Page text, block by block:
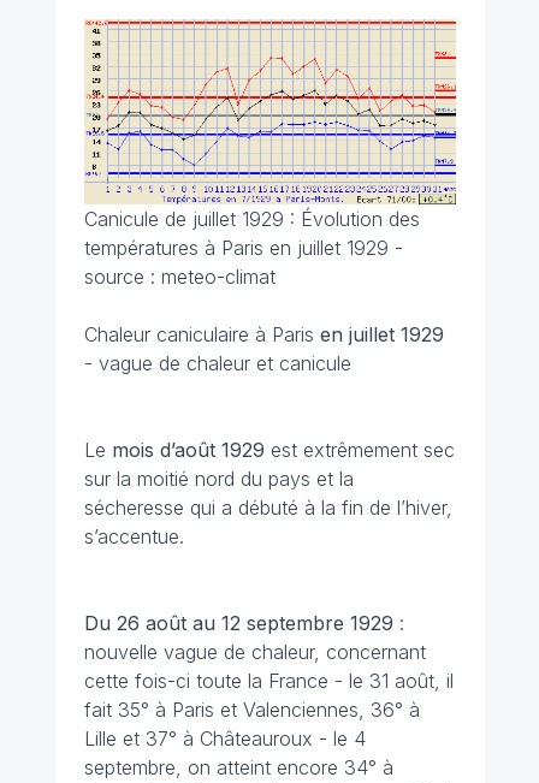
Canicule de juillet 1929 : Évolution des
températures à Paris en juillet 1929 -
source : meteo-climat
Chaleur caniculaire à Paris en juillet 1929
- vague de chaleur et canicule
Le mois d’août 1929 est extrêmement sec
sur la moitié nord du pays et la
sécheresse qui a débuté à la fin de l’hiver,
s’accentue.
Du 26 août au 12 septembre 1929 :
nouvelle vague de chaleur, concernant
cette fois-ci toute la France - le 31 août, il
fait 35° à Paris et Valenciennes, 36° à
Lille et 37° à Châteauroux - le 4
septembre, on atteint encore 34° à